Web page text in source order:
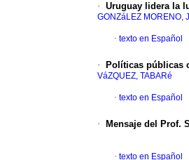
· Uruguay lidera la
GONZáLEZ MORENO,
· texto en Español
· Políticas públicas
VáZQUEZ, TABARé
· texto en Español
· Mensaje del Prof.
· texto en Español